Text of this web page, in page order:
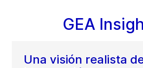
GEA
Una visión realista